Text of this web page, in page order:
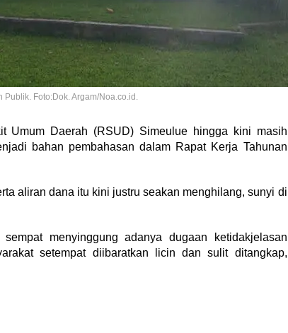
Foto:Dok. Argam/Noa.co.id.
Umum Daerah (RSUD) Simeulue hingga kini masih
bahan pembahasan dalam Rapat Kerja Tahunan
aliran dana itu kini justru seakan menghilang, sunyi di
menyinggung adanya dugaan ketidakjelasan
setempat diibaratkan licin dan sulit ditangkap,